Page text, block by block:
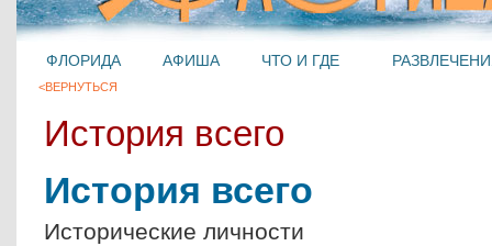
ФЛОРИДА АФИША ЧТО И ГДЕ
<ВЕРНУТЬСЯ
История всего
История всего
Исторические личности